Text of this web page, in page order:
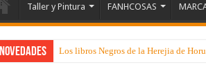
Taller y Pintura FANHCOSAS
NOVEDADES Los libros Negros de la Herejia de